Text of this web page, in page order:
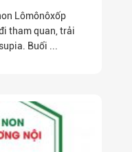
Lômônôxốp
tham quan, trải
Buổi ...